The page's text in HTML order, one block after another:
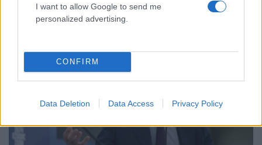
I want to allow Google to send me
personalized advertising.
CONFIRM
Data Deletion Data Access Privacy Policy
Νέα ανάρτηση Δούκα για τα πατίνια: Μην
υποτιμάτε τη δουλειά που γίνεται